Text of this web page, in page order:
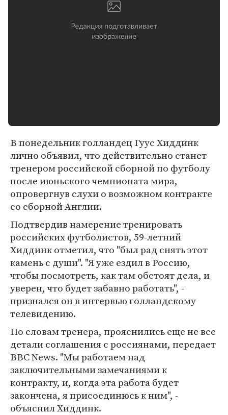
В понедельник голландец Гуус Хиддинк
лично объявил, что действительно станет
тренером российской сборной по футболу
после июньского чемпионата мира,
опровергнув слухи о возможном контракте
со сборной Англии.
Подтвердив намерение тренировать
российских футболистов, 59-летний
Хиддинк отметил, что "был рад снять этот
камень с души". "Я уже ездил в Россию,
чтобы посмотреть, как там обстоят дела, и
уверен, что будет забавно работать", -
признался он в интервью голландскому
телевидению.
По словам тренера, прояснились еще не все
детали соглашения с россиянами, передает
BBC News. "Мы работаем над
заключительными замечаниями к
контракту, и, когда эта работа будет
закончена, я присоединюсь к ним", -
объяснил Хиддинк.